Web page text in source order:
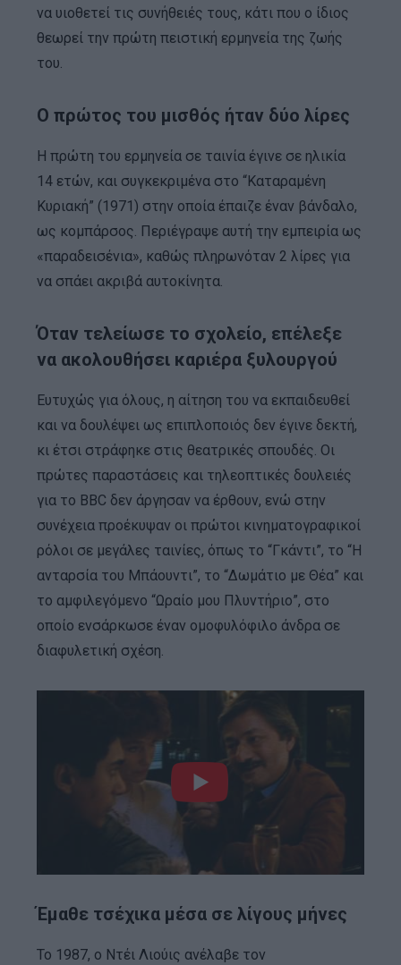
να υιοθετεί τις συνήθειές τους, κάτι που ο ίδιος
θεωρεί την πρώτη πειστική ερμηνεία της ζωής
του.
Ο πρώτος του μισθός ήταν δύο λίρες
Η πρώτη του ερμηνεία σε ταινία έγινε σε ηλικία
14 ετών, και συγκεκριμένα στο “Καταραμένη
Κυριακή” (1971) στην οποία έπαιζε έναν βάνδαλο,
ως κομπάρσος. Περιέγραψε αυτή την εμπειρία ως
«παραδεισένια», καθώς πληρωνόταν 2 λίρες για
να σπάει ακριβά αυτοκίνητα.
Όταν τελείωσε το σχολείο, επέλεξε
να ακολουθήσει καριέρα ξυλουργού
Ευτυχώς για όλους, η αίτηση του να εκπαιδευθεί
και να δουλέψει ως επιπλοποιός δεν έγινε δεκτή,
κι έτσι στράφηκε στις θεατρικές σπουδές. Οι
πρώτες παραστάσεις και τηλεοπτικές δουλειές
για το BBC δεν άργησαν να έρθουν, ενώ στην
συνέχεια προέκυψαν οι πρώτοι κινηματογραφικοί
ρόλοι σε μεγάλες ταινίες, όπως το “Γκάντι”, το “Η
ανταρσία του Μπάουντι”, το “Δωμάτιο με Θέα” και
το αμφιλεγόμενο “Ωραίο μου Πλυντήριο”, στο
οποίο ενσάρκωσε έναν ομοφυλόφιλο άνδρα σε
διαφυλετική σχέση.
Έμαθε τσέχικα μέσα σε λίγους μήνες
Το 1987, ο Ντέι Λιούις ανέλαβε τον